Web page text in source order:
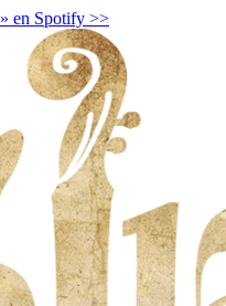
en Spotify >>